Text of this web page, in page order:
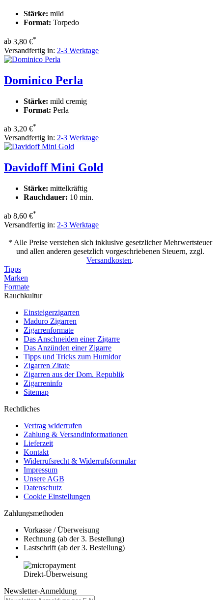
Stärke: mild
Format: Torpedo
ab 3,80 €*
Versandfertig in: 2-3 Werktage
Dominico Perla
Stärke: mild cremig
Format: Perla
ab 3,20 €*
Versandfertig in: 2-3 Werktage
Davidoff Mini Gold
Stärke: mittelkräftig
Rauchdauer: 10 min.
ab 8,60 €*
Versandfertig in: 2-3 Werktage
* Alle Preise verstehen sich inklusive gesetzlicher Mehrwertsteuer
und allen anderen gesetzlich vorgeschriebenen Steuern, zzgl.
Versandkosten.
Tipps
Marken
Formate
Rauchkultur
Einsteigerzigarren
Maduro Zigarren
Zigarrenformate
Das Anschneiden einer Zigarre
Das Anzünden einer Zigarre
Tipps und Tricks zum Humidor
Zigarren Zitate
Zigarren aus der Dom. Republik
Zigarreninfo
Sitemap
Rechtliches
Vertrag widerrufen
Zahlung & Versandinformationen
Lieferzeit
Kontakt
Widerrufsrecht & Widerrufsformular
Impressum
Unsere AGB
Datenschutz
Cookie Einstellungen
Zahlungsmethoden
Vorkasse / Überweisung
Rechnung (ab der 3. Bestellung)
Lastschrift (ab der 3. Bestellung)
Direkt-Überweisung
Newsletter-Anmeldung